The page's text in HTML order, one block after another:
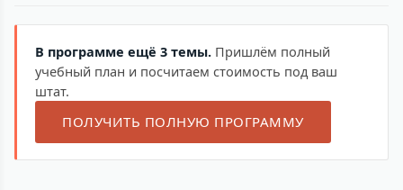
В программе ещё 3 темы. Пришлём полный
учебный план и посчитаем стоимость под ваш
штат.
ПОЛУЧИТЬ ПОЛНУЮ ПРОГРАММУ